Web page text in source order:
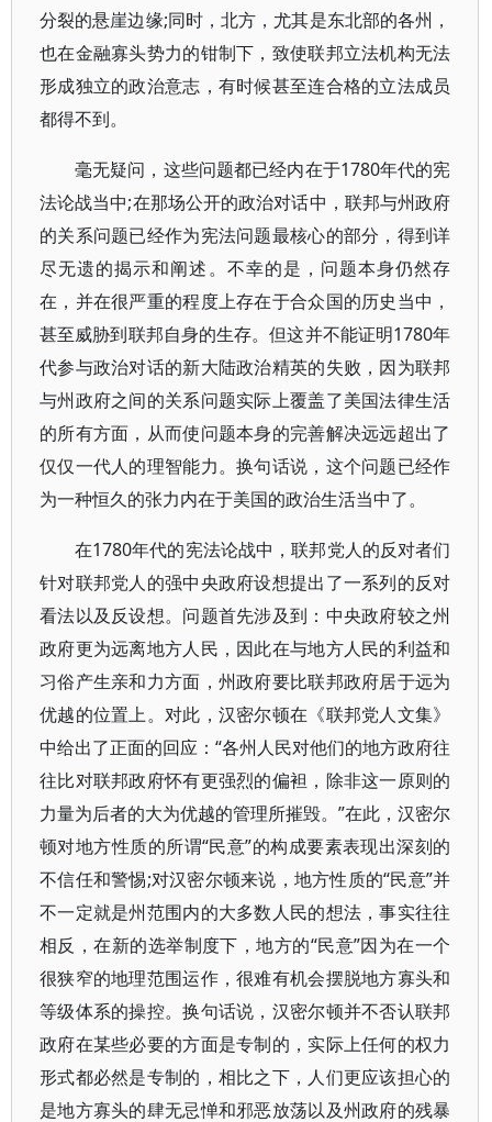
分裂的悬崖边缘;同时，北方，尤其是东北部的各州，
也在金融寡头势力的钳制下，致使联邦立法机构无法
形成独立的政治意志，有时候甚至连合格的立法成员
都得不到。
毫无疑问，这些问题都已经内在于1780年代的宪
法论战当中;在那场公开的政治对话中，联邦与州政府
的关系问题已经作为宪法问题最核心的部分，得到详
尽无遗的揭示和阐述。不幸的是，问题本身仍然存
在，并在很严重的程度上存在于合众国的历史当中，
甚至威胁到联邦自身的生存。但这并不能证明1780年
代参与政治对话的新大陆政治精英的失败，因为联邦
与州政府之间的关系问题实际上覆盖了美国法律生活
的所有方面，从而使问题本身的完善解决远远超出了
仅仅一代人的理智能力。换句话说，这个问题已经作
为一种恒久的张力内在于美国的政治生活当中了。
在1780年代的宪法论战中，联邦党人的反对者们
针对联邦党人的强中央政府设想提出了一系列的反对
看法以及反设想。问题首先涉及到：中央政府较之州
政府更为远离地方人民，因此在与地方人民的利益和
习俗产生亲和力方面，州政府要比联邦政府居于远为
优越的位置上。对此，汉密尔顿在《联邦党人文集》
中给出了正面的回应：“各州人民对他们的地方政府往
往比对联邦政府怀有更强烈的偏袒，除非这一原则的
力量为后者的大为优越的管理所摧毁。”在此，汉密尔
顿对地方性质的所谓“民意”的构成要素表现出深刻的
不信任和警惕;对汉密尔顿来说，地方性质的“民意”并
不一定就是州范围内的大多数人民的想法，事实往往
相反，在新的选举制度下，地方的“民意”因为在一个
很狭窄的地理范围运作，很难有机会摆脱地方寡头和
等级体系的操控。换句话说，汉密尔顿并不否认联邦
政府在某些必要的方面是专制的，实际上任何的权力
形式都必然是专制的，相比之下，人们更应该担心的
是地方寡头的肆无忌惮和邪恶放荡以及州政府的残暴